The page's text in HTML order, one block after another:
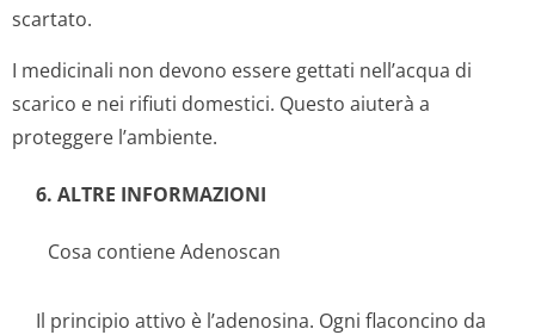
scartato.
I medicinali non devono essere gettati nell’acqua di
scarico e nei rifiuti domestici. Questo aiuterà a
proteggere l’ambiente.
6. ALTRE INFORMAZIONI
Cosa contiene Adenoscan
Il principio attivo è l’adenosina. Ogni flaconcino da